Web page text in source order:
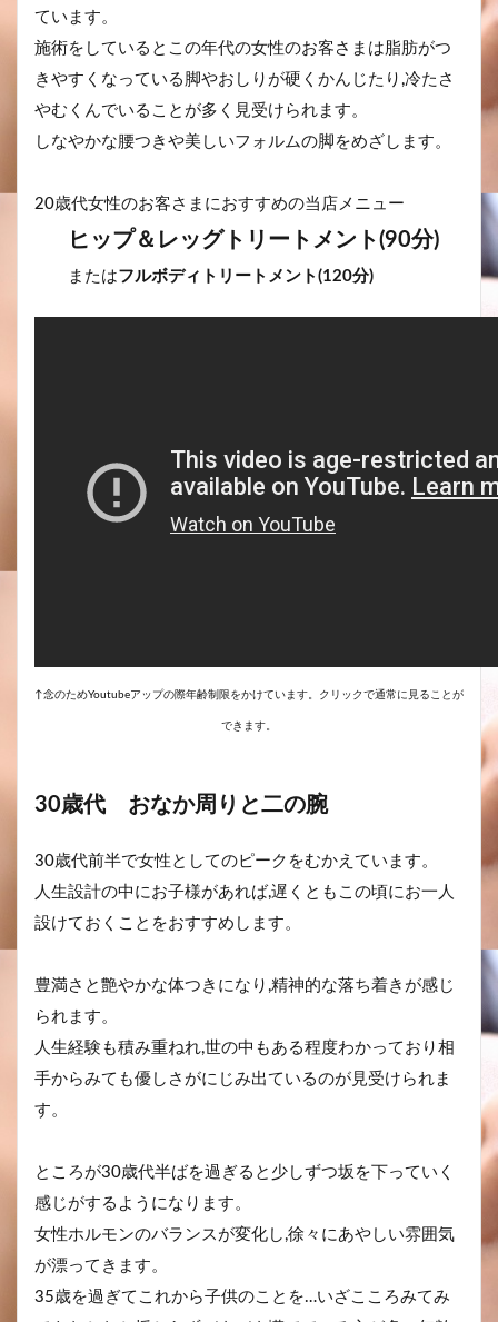
ています。
施術をしているとこの年代の女性のお客さまは脂肪がつ
きやすくなっている脚やおしりが硬くかんじたり,冷たさ
やむくんでいることが多く見受けられます。
しなやかな腰つきや美しいフォルムの脚をめざします。
20歳代女性のお客さまにおすすめの当店メニュー
ヒップ＆レッグトリートメント(90分)
またはフルボディトリートメント(120分)
↑念のためYoutubeアップの際年齢制限をかけています。クリックで通常に見ることが
できます。
30歳代 おなか周りと二の腕
30歳代前半で女性としてのピークをむかえています。
人生設計の中にお子様があれば,遅くともこの頃にお一人
設けておくことをおすすめします。
豊満さと艶やかな体つきになり,精神的な落ち着きが感じ
られます。
人生経験も積み重ねれ,世の中もある程度わかっており相
手からみても優しさがにじみ出ているのが見受けられま
す。
ところが30歳代半ばを過ぎると少しずつ坂を下っていく
感じがするようになります。
女性ホルモンのバランスが変化し,徐々にあやしい雰囲気
が漂ってきます。
35歳を過ぎてこれから子供のことを…いざこころみてみ